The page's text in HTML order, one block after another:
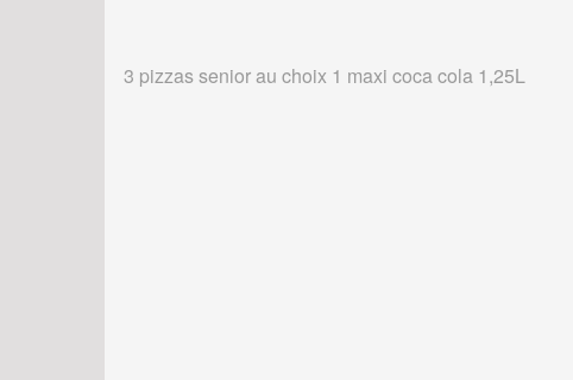
3 pizzas senior au choix 1 maxi coca cola 1,25L